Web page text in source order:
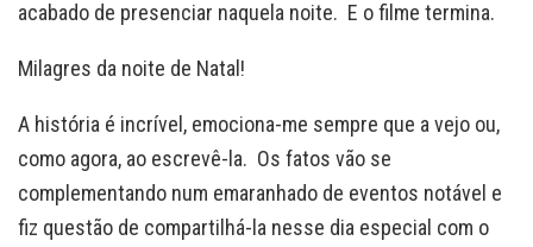
acabado de presenciar naquela noite. E o filme termina.
Milagres da noite de Natal!
A história é incrível, emociona-me sempre que a vejo ou,
como agora, ao escrevê-la. Os fatos vão se
complementando num emaranhado de eventos notável e
fiz questão de compartilhá-la nesse dia especial com o